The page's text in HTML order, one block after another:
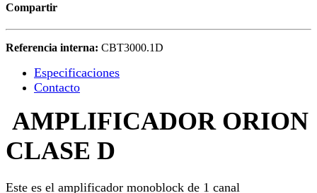
Compartir
Referencia interna: CBT3000.1D
Especificaciones
Contacto
AMPLIFICADOR ORION
CLASE D
Este es el amplificador monoblock de 1 canal